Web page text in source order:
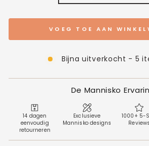
VOEG TOE AAN
Bijna uitverkocht - 5
De Mannisko
14 dagen
eenvoudig
retourneren
Exclusieve
Mannisko designs
1000+ 5-
Reviews